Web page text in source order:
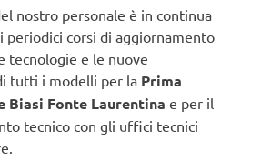
nostro personale è in continua
periodici corsi di aggiornamento
tecnologie e le nuove
tutti i modelli per la Prima
Biasi Fonte Laurentina e per il
tecnico con gli uffici tecnici